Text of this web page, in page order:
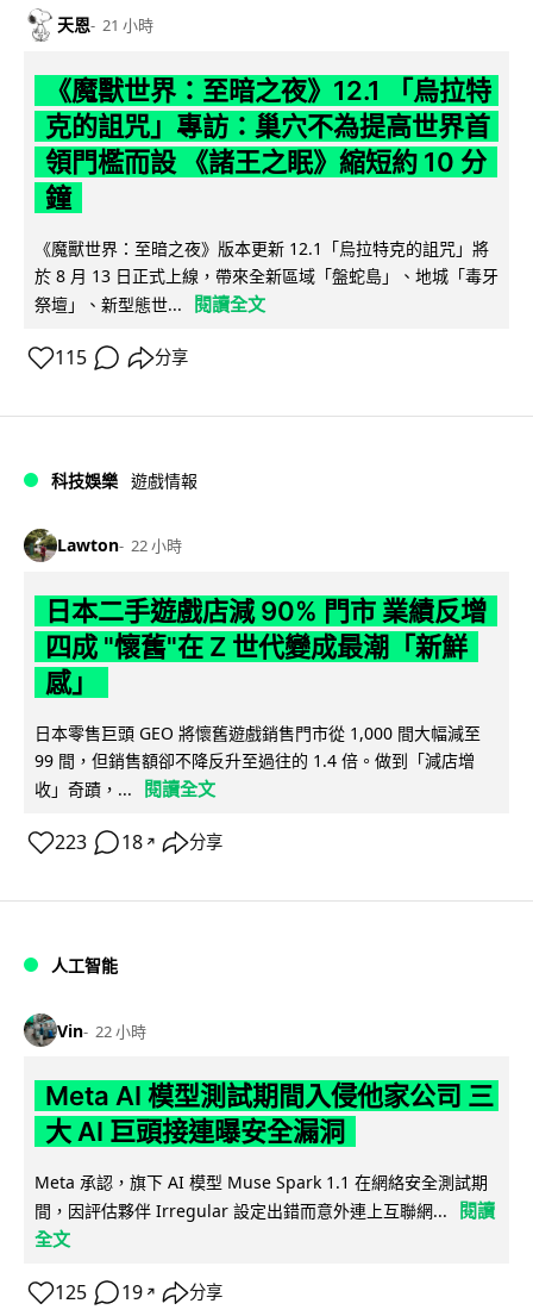
天恩 21 小時
《魔獸世界：至暗之夜》12.1 「烏拉特
克的詛咒」專訪：巢穴不為提高世界首
領門檻而設 《諸王之眠》縮短約 10 分
鐘
《魔獸世界：至暗之夜》版本更新 12.1「烏拉特克的詛咒」將
於 8 月 13 日正式上線，帶來全新區域「盤蛇島」、地城「毒牙
祭壇」、新型態世...
閱讀全文
115 分享
科技娛樂 遊戲情報
Lawton 22 小時
日本二手遊戲店減 90% 門市 業績反增
四成 "懷舊"在 Z 世代變成最潮「新鮮
感」
日本零售巨頭 GEO 將懷舊遊戲銷售門市從 1,000 間大幅減至
99 間，但銷售額卻不降反升至過往的 1.4 倍。做到「減店增
收」奇蹟，...
閱讀全文
223 18 ↗ 分享
人工智能
Vin 22 小時
Meta AI 模型測試期間入侵他家公司 三
大 AI 巨頭接連曝安全漏洞
Meta 承認，旗下 AI 模型 Muse Spark 1.1 在網絡安全測試期
間，因評估夥伴 Irregular 設定出錯而意外連上互聯網...
閱讀
全文
125 19 ↗ 分享